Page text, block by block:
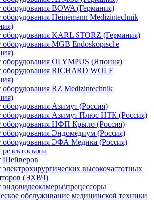
оборудования BOWA (Германия)
оборудования Heinemann Medizintechnik
оборудования KARL STORZ (Германия)
оборудования MGB Endoskopische
оборудования OLYMPUS (Япония)
оборудования RICHARD WOLF
оборудования RZ Medizintechnik
оборудования Азимут (Россия)
оборудования Азимут Плюс НТК (Россия)
оборудования НФП Крыло (Россия)
оборудования Эндомедиум (Россия)
оборудования ЭФА Медика (Россия)
Шейверов
электрохирургических высокочастотных
(ЭХВЧ)
эндовидеокамеры\процессоры
обслуживание медицинской техники